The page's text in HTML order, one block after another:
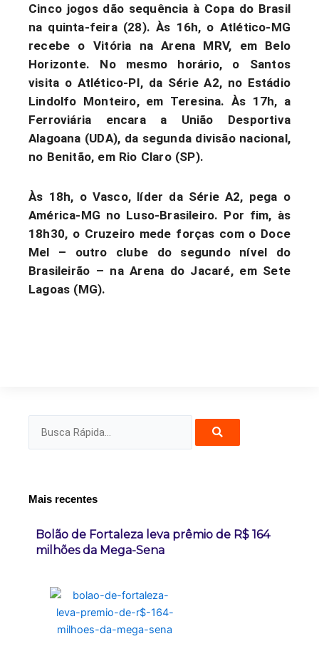
Cinco jogos dão sequência à Copa do Brasil
na quinta-feira (28). Às 16h, o Atlético-MG
recebe o Vitória na Arena MRV, em Belo
Horizonte. No mesmo horário, o Santos
visita o Atlético-PI, da Série A2, no Estádio
Lindolfo Monteiro, em Teresina. Às 17h, a
Ferroviária encara a União Desportiva
Alagoana (UDA), da segunda divisão nacional,
no Benitão, em Rio Claro (SP).
Às 18h, o Vasco, líder da Série A2, pega o
América-MG no Luso-Brasileiro. Por fim, às
18h30, o Cruzeiro mede forças com o Doce
Mel – outro clube do segundo nível do
Brasileirão – na Arena do Jacaré, em Sete
Lagoas (MG).
Mais recentes
Bolão de Fortaleza leva prêmio de R$ 164
milhões da Mega-Sena